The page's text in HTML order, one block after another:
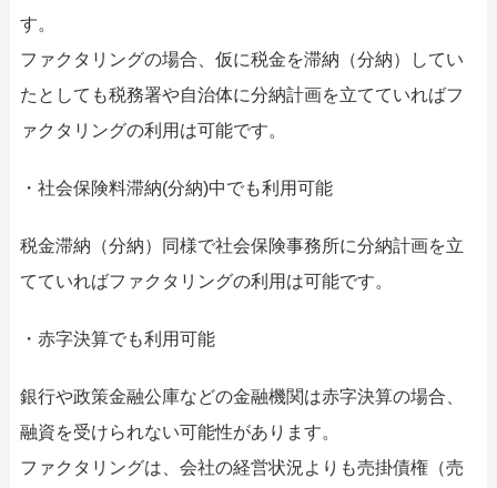
す。
ファクタリングの場合、仮に税金を滞納（分納）してい
たとしても税務署や自治体に分納計画を立てていればフ
ァクタリングの利用は可能です。
・社会保険料滞納(分納)中でも利用可能
税金滞納（分納）同様で社会保険事務所に分納計画を立
てていればファクタリングの利用は可能です。
・赤字決算でも利用可能
銀行や政策金融公庫などの金融機関は赤字決算の場合、
融資を受けられない可能性があります。
ファクタリングは、会社の経営状況よりも売掛債権（売